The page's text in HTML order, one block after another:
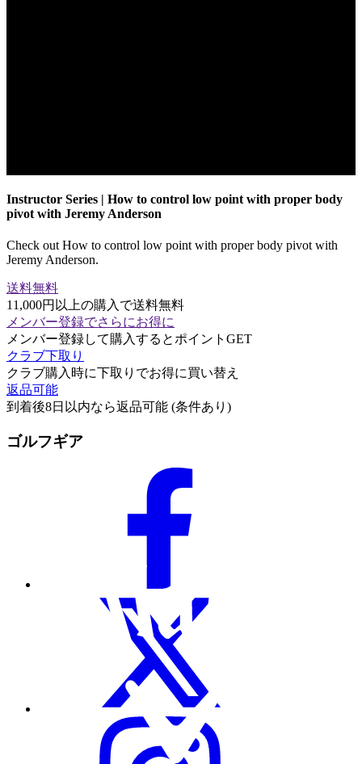
Instructor Series | How to control low point with proper body
pivot with Jeremy Anderson
Check out How to control low point with proper body pivot with
Jeremy Anderson.
送料無料
11,000円以上の購入で送料無料
メンバー登録でさらにお得に
メンバー登録して購入するとポイントGET
クラブ下取り
クラブ購入時に下取りでお得に買い替え
返品可能
到着後8日以内なら返品可能 (条件あり)
ゴルフギア